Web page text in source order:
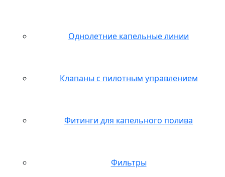
Однолетние капельные линии
Клапаны с пилотным управлением
Фитинги для капельного полива
Фильтры